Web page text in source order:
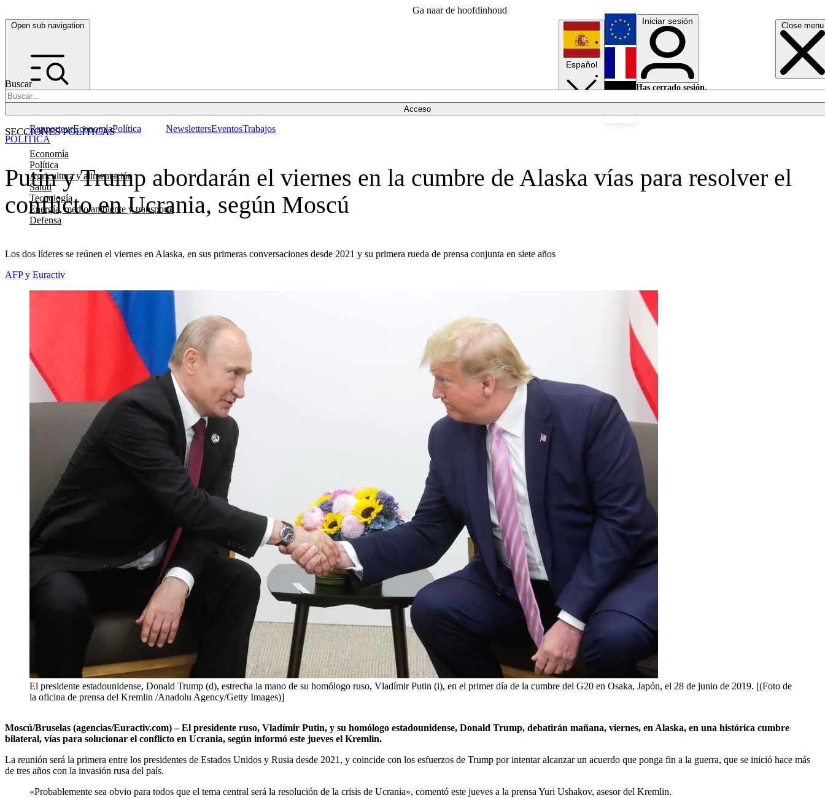
Ga naar de hoofdinhoud
Open sub navigation Close menu
Buscar
Acceso
SECCIONES POLÍTICAS
Economía
Política
Agricultura y alimentación
Salud
Tecnología
Energía, medio ambiente y transporte
Defensa
RapporteurEconomíaPolítica NewslettersEventosTrabajos
Español
English
Français
Iniciar sesión
Has cerrado sesión.
Putin y Trump abordarán el viernes en la cumbre de Alaska vías para resolver el
conflicto en Ucrania, según Moscú
Los dos líderes se reúnen el viernes en Alaska, en sus primeras conversaciones desde 2021 y su primera rueda de prensa conjunta en siete años
POLÍTICA
AFP y Euractiv
El presidente estadounidense, Donald Trump (d), estrecha la mano de su homólogo ruso, Vladímir Putin (i), en el primer día de la cumbre del G20 en Osaka, Japón, el 28 de junio de 2019. [(Foto de
la oficina de prensa del Kremlin /Anadolu Agency/Getty Images)]
Moscú/Bruselas (agencias/Euractiv.com) – El presidente ruso, Vladímir Putin, y su homólogo estadounidense, Donald Trump, debatirán mañana, viernes, en Alaska, en una histórica cumbre
bilateral, vías para solucionar el conflicto en Ucrania, según informó este jueves el Kremlin.
La reunión será la primera entre los presidentes de Estados Unidos y Rusia desde 2021, y coincide con los esfuerzos de Trump por intentar alcanzar un acuerdo que ponga fin a la guerra, que se inició hace más
de tres años con la invasión rusa del país.
«Probablemente sea obvio para todos que el tema central será la resolución de la crisis de Ucrania», comentó este jueves a la prensa Yuri Ushakov, asesor del Kremlin.